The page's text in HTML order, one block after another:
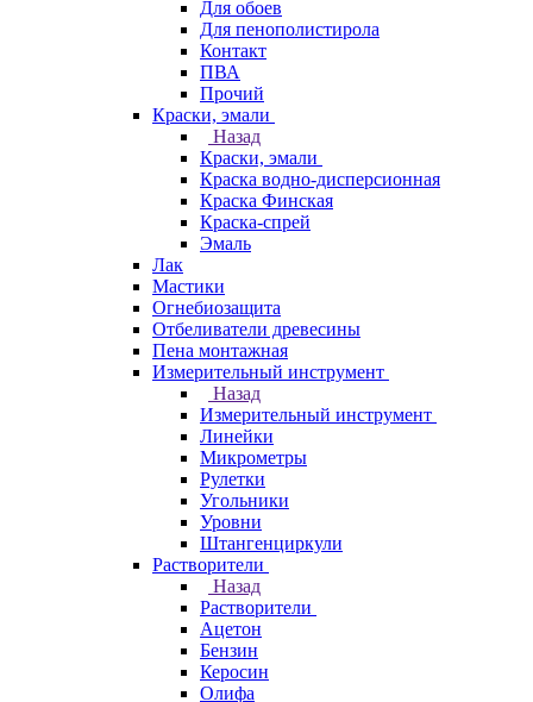
Для обоев
Для пенополистирола
Контакт
ПВА
Прочий
Краски, эмали
Назад
Краски, эмали
Краска водно-дисперсионная
Краска Финская
Краска-спрей
Эмаль
Лак
Мастики
Огнебиозащита
Отбеливатели древесины
Пена монтажная
Измерительный инструмент
Назад
Измерительный инструмент
Линейки
Микрометры
Рулетки
Угольники
Уровни
Штангенциркули
Растворители
Назад
Растворители
Ацетон
Бензин
Керосин
Олифа